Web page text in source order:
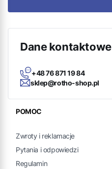
Dane kontaktowe
+48 76 871 19 84
sklep@rotho-shop.pl
Linki w stopce
POMOC
Zwroty i reklamacje
Pytania i odpowiedzi
Regulamin